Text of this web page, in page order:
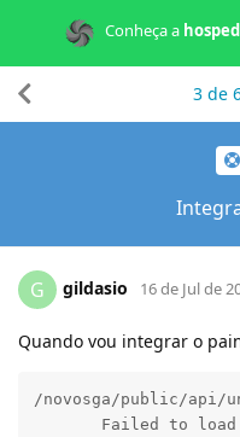
Conheça a
3 de
G gildasio 16 de Jul de
Quando vou integrar o
/novosga/public/
Failed to